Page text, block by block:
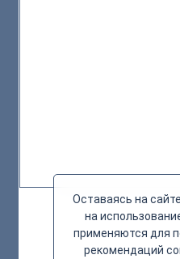
Оставаясь на
на
применяются для
рекомендаций